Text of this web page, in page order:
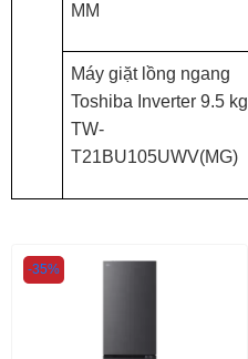
MM
Máy giặt lồng ngang
Toshiba Inverter 9.5 kg
TW-
T21BU105UWV(MG)
-35%